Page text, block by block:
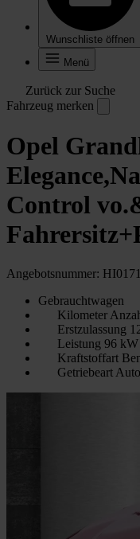
Wunschliste öffnen
Menü
Zurück zur Suche
Fahrzeug merken
Opel
Control
Angebotsnummer:
Gebrauchtwagen
Kilometer
Erstzulassung
Leistung 96 kW
Kraftstoffart
Getriebeart